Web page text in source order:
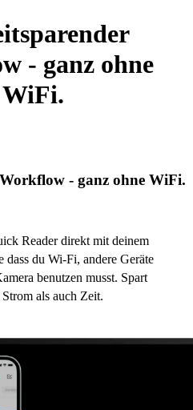
- ganz ohne
WiFi.
- ganz ohne WiFi.
Reader direkt mit deinem
dass du Wi-Fi, andere Geräte
benutzen musst. Spart
als auch Zeit.